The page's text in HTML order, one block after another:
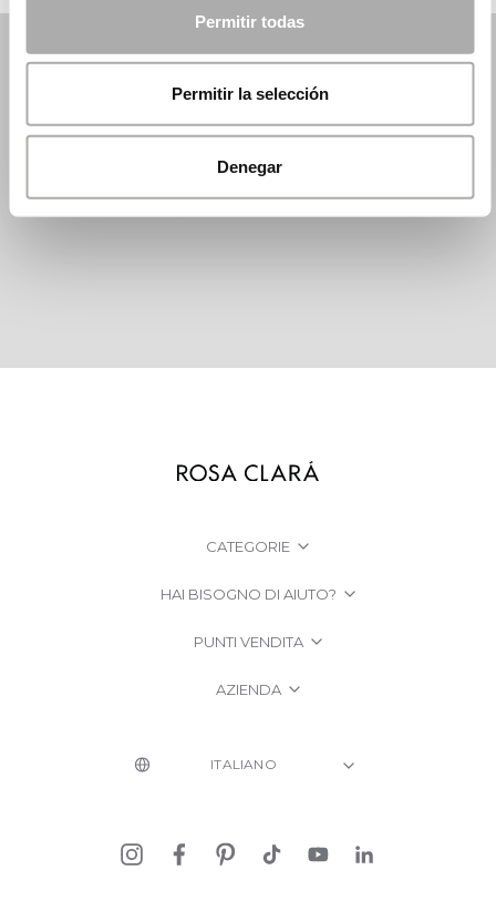
Permitir todas
Permitir la selección
Denegar
CATEGORIE
HAI BISOGNO DI AIUTO?
PUNTI VENDITA
AZIENDA